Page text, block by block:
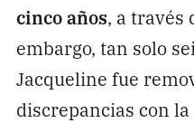
cinco años, a través
embargo, tan solo
Jacqueline fue
discrepancias con